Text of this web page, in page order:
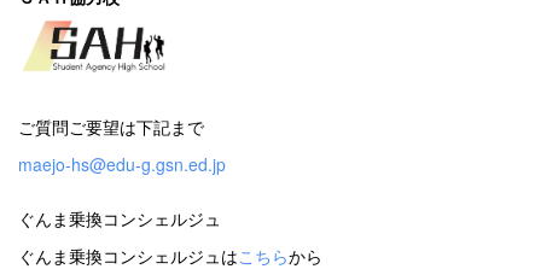
ご質問ご要望は下記まで
maejo-hs@edu-g.gsn.ed.jp
ぐんま乗換コンシェルジュ
ぐんま乗換コンシェルジュはこちらから